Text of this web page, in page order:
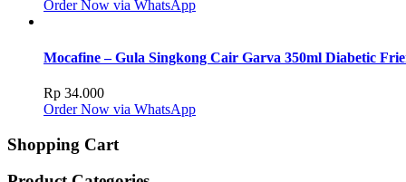
Order Now via WhatsApp
Mocafine – Gula Singkong Cair Garva 350ml Diabetic
Rp 34.000
Order Now via WhatsApp
Shopping Cart